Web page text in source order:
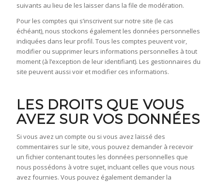
suivants au lieu de les laisser dans la file de modération.
Pour les comptes qui s’inscrivent sur notre site (le cas
échéant), nous stockons également les données personnelles
indiquées dans leur profil. Tous les comptes peuvent voir,
modifier ou supprimer leurs informations personnelles à tout
moment (à l’exception de leur identifiant). Les gestionnaires du
site peuvent aussi voir et modifier ces informations.
LES DROITS QUE VOUS
AVEZ SUR VOS DONNÉES
Si vous avez un compte ou si vous avez laissé des
commentaires sur le site, vous pouvez demander à recevoir
un fichier contenant toutes les données personnelles que
nous possédons à votre sujet, incluant celles que vous nous
avez fournies. Vous pouvez également demander la